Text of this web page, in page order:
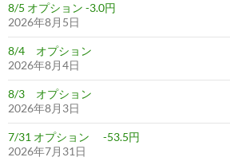
8/5 オプション -3.0円
2026年8月5日
8/4 オプション
2026年8月4日
8/3 オプション
2026年8月3日
7/31 オプション -53.5円
2026年7月31日